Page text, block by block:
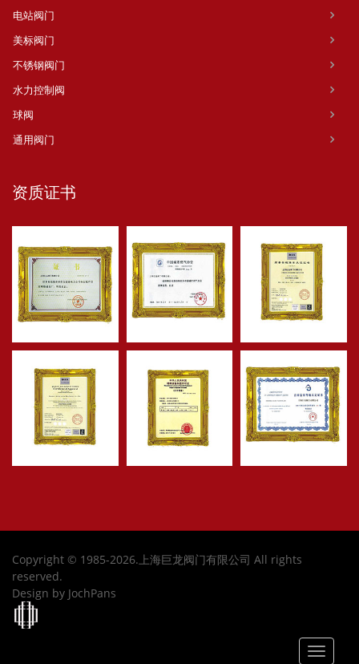
电站阀门
美标阀门
不锈钢阀门
水力控制阀
球阀
通用阀门
资质证书
Copyright © 1985-2026.上海巨龙阀门有限公司 All rights
reserved.
Design by JochPans
Toggle